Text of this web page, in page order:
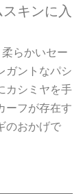
キンに入
らかいセー
ガントなパシ
カシミヤを手
ーフが存在す
のおかげで